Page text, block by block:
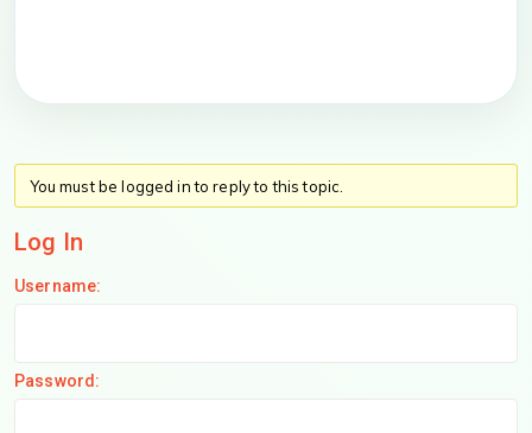
You must be logged in to reply to this topic.
Log In
Username:
Password: